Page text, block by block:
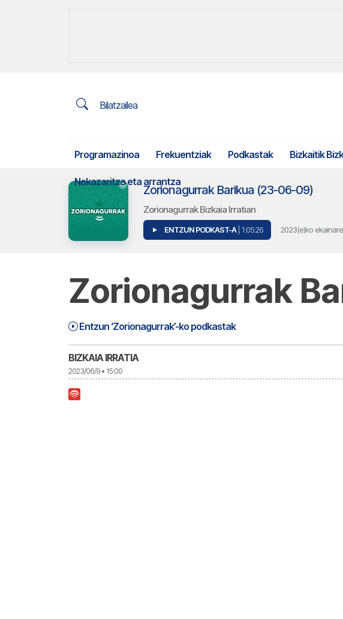
Bilatzailea
Programazinoa Frekuentziak Podkastak Bizkaitik
Nekazaritza eta arrantza
Zorionagurrak Barikua (23-06-09)
Zorionagurrak Bizkaia Irratian
ENTZUN PODKAST-A | 1:05:26 2023(e)ko
Zorionagurrak
Entzun ‘Zorionagurrak’-ko podkastak
1:05:26 Zorionagurrak Barikua (23-06-09) | Zorionagurrak
BIZKAIA IRRATIA
2023/06/9 • 15:00